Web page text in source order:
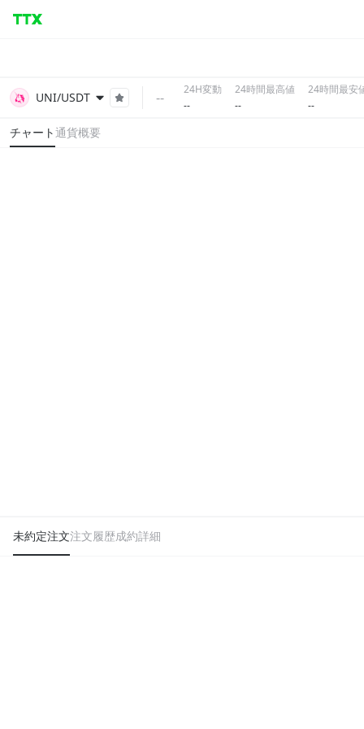
UNI/USDT --
24H変動
--
24時間最高値
--
24時間最安
--
チャート通貨概要
未約定注文注文履歴成約詳細